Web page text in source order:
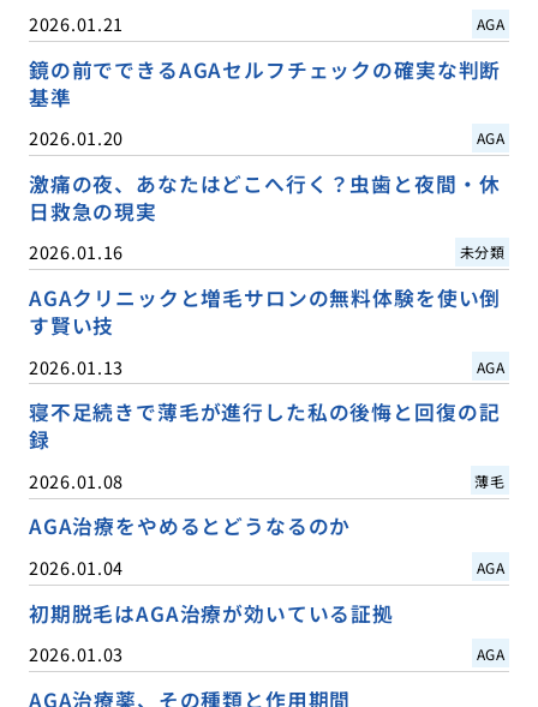
2026.01.21 AGA
鏡の前でできるAGAセルフチェックの確実な判断
基準
2026.01.20 AGA
激痛の夜、あなたはどこへ行く？虫歯と夜間・休
日救急の現実
2026.01.16 未分類
AGAクリニックと増毛サロンの無料体験を使い倒
す賢い技
2026.01.13 AGA
寝不足続きで薄毛が進行した私の後悔と回復の記
録
2026.01.08 薄毛
AGA治療をやめるとどうなるのか
2026.01.04 AGA
初期脱毛はAGA治療が効いている証拠
2026.01.03 AGA
AGA治療薬、その種類と作用期間